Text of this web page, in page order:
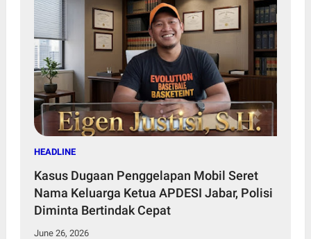
HEADLINE
Kasus Dugaan Penggelapan Mobil Seret
Nama Keluarga Ketua APDESI Jabar, Polisi
Diminta Bertindak Cepat
June 26, 2026